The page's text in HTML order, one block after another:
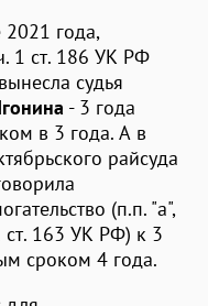
2021 года,
1 ст. 186 УК РФ
судья
- 3 года
в 3 года. А в
райсуда
(п.п. "а",
ст. 163 УК РФ) к 3
сроком 4 года.